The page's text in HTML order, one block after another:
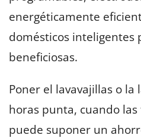
energéticamente
domésticos inteligentes
beneficiosas.
Poner el lavavajillas o
horas punta, cuando
puede suponer un